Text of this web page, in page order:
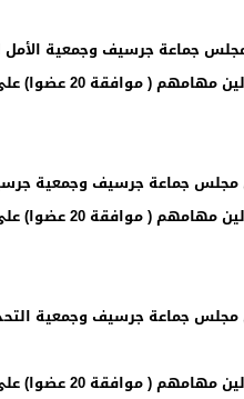
صوت المجلس
صوت المجلس
مجلس جماعة جرسيف وجمعية
صوت المجلس